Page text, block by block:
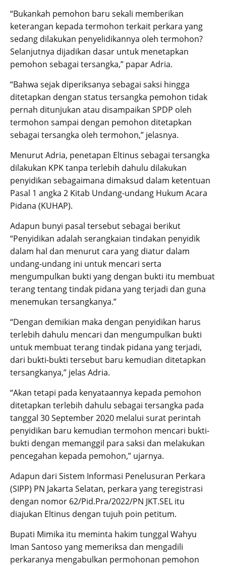
“Bukankah pemohon baru sekali memberikan
keterangan kepada termohon terkait perkara yang
sedang dilakukan penyelidikannya oleh termohon?
Selanjutnya dijadikan dasar untuk menetapkan
pemohon sebagai tersangka,” papar Adria.
“Bahwa sejak diperiksanya sebagai saksi hingga
ditetapkan dengan status tersangka pemohon tidak
pernah ditunjukan atau disampaikan SPDP oleh
termohon sampai dengan pemohon ditetapkan
sebagai tersangka oleh termohon,” jelasnya.
Menurut Adria, penetapan Eltinus sebagai tersangka
dilakukan KPK tanpa terlebih dahulu dilakukan
penyidikan sebagaimana dimaksud dalam ketentuan
Pasal 1 angka 2 Kitab Undang-undang Hukum Acara
Pidana (KUHAP).
Adapun bunyi pasal tersebut sebagai berikut
“Penyidikan adalah serangkaian tindakan penyidik
dalam hal dan menurut cara yang diatur dalam
undang-undang ini untuk mencari serta
mengumpulkan bukti yang dengan bukti itu membuat
terang tentang tindak pidana yang terjadi dan guna
menemukan tersangkanya.”
“Dengan demikian maka dengan penyidikan harus
terlebih dahulu mencari dan mengumpulkan bukti
untuk membuat terang tindak pidana yang terjadi,
dari bukti-bukti tersebut baru kemudian ditetapkan
tersangkanya,” jelas Adria.
“Akan tetapi pada kenyataannya kepada pemohon
ditetapkan terlebih dahulu sebagai tersangka pada
tanggal 30 September 2020 melalui surat perintah
penyidikan baru kemudian termohon mencari bukti-
bukti dengan memanggil para saksi dan melakukan
pencegahan kepada pemohon,” ujarnya.
Adapun dari Sistem Informasi Penelusuran Perkara
(SIPP) PN Jakarta Selatan, perkara yang teregistrasi
dengan nomor 62/Pid.Pra/2022/PN JKT.SEL itu
diajukan Eltinus dengan tujuh poin petitum.
Bupati Mimika itu meminta hakim tunggal Wahyu
Iman Santoso yang memeriksa dan mengadili
perkaranya mengabulkan permohonan pemohon